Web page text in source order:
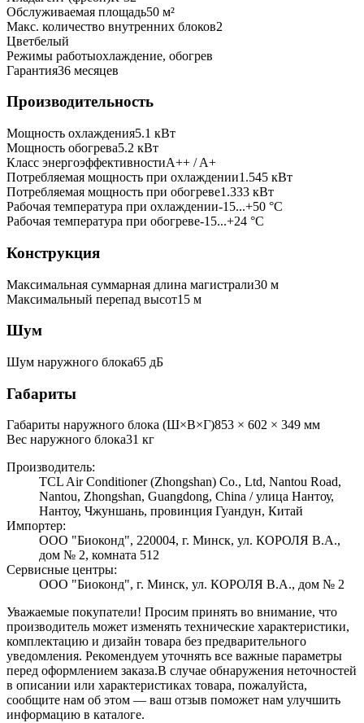
Обслуживаемая площадь50 м²
Макс. количество внутренних блоков2
Цветбелый
Режимы работыохлаждение, обогрев
Гарантия36 месяцев
Производительность
Мощность охлаждения5.1 кВт
Мощность обогрева5.2 кВт
Класс энергоэффективностиA++ / A+
Потребляемая мощность при охлаждении1.545 кВт
Потребляемая мощность при обогреве1.333 кВт
Рабочая температура при охлаждении-15...+50 °C
Рабочая температура при обогреве-15...+24 °C
Конструкция
Максимальная суммарная длина магистрали30 м
Максимальный перепад высот15 м
Шум
Шум наружного блока65 дБ
Габариты
Габариты наружного блока (Ш×В×Г)853 × 602 × 349 мм
Вес наружного блока31 кг
Производитель:
TCL Air Conditioner (Zhongshan) Co., Ltd, Nantou Road,
Nantou, Zhongshan, Guangdong, China / улица Нантоу,
Нантоу, Чжуншань, провинция Гуандун, Китай
Импортер:
ООО "Биоконд", 220004, г. Минск, ул. КОРОЛЯ В.А.,
дом № 2, комната 512
Сервисные центры:
ООО "Биоконд", г. Минск, ул. КОРОЛЯ В.А., дом № 2
Уважаемые покупатели! Просим принять во внимание, что
производитель может изменять технические характеристики,
комплектацию и дизайн товара без предварительного
уведомления. Рекомендуем уточнять все важные параметры
перед оформлением заказа.В случае обнаружения неточностей
в описании или характеристиках товара, пожалуйста,
сообщите нам об этом — ваш отзыв поможет нам улучшить
информацию в каталоге.